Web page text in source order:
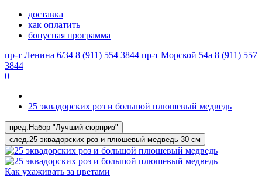
доставка
как оплатить
бонусная программа
пр-т Ленина 6/34 8 (911) 554 3844 пр-т Морской 54а 8 (911) 557
3844
0
25 эквадорских роз и большой плюшевый медведь
пред. Набор "Лучший сюрприз"
след.25 эквадорских роз и плюшевый медведь 30 см
Как ухаживать за цветами